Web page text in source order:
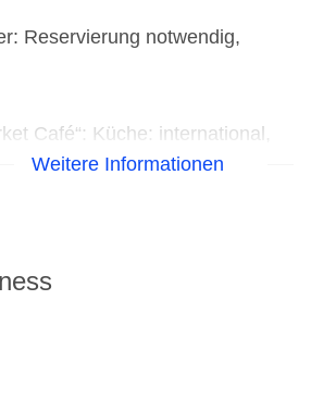
Reservierung notwendig,
Café“: Küche: international,
vegetarische Gerichte,
Reservierung nicht
Weitere Informationen